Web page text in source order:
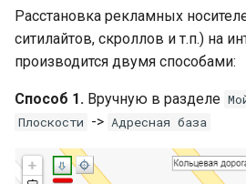
Расстановка рекламных
ситилайтов, скроллов и т.п.) на
производится двумя способами:
Способ 1. Вручную в разделе
Плоскости -> Адресная база